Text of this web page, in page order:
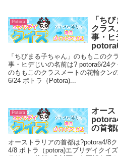
Potora
「ち
クラス
事・ヒ
「ちびまる子ちゃん」のももこのク
事・ヒデじいの名前は? potora6/24
のももこのクラスメートの花輪クン
6/24 ポトラ（Potora)...
Potora
オース
の首都
オーストラリアの首都は?potora4/8
4/8 ポトラ（potora)エブリデイクイ